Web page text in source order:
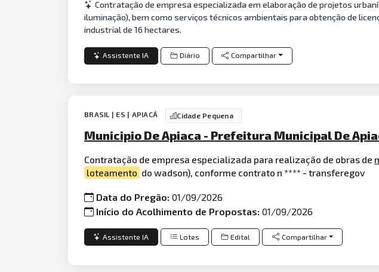
Contratação de empresa especializada em elaboração de projetos
iluminação), bem como serviços técnicos ambientais para obtenção de
industrial de 16 hectares.
Assistente IA Diário Compartilhar
BRASIL | ES | APIACÁ Cidade Pequena
Municipio De Apiaca - Prefeitura Municipal De
Contratação de empresa especializada para realização de obras de
loteamento do wadson), conforme contrato n **** - transferegov
Data do Pregão:01/09/2026
Início do Acolhimento de Propostas:01/09/2026
Assistente IA Lotes Edital Compartilhar